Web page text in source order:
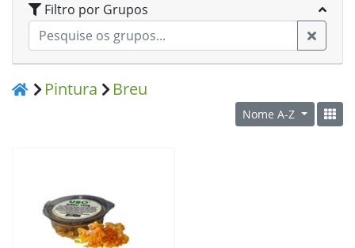
Filtro por Grupos
Pintura Breu
Nome A-Z